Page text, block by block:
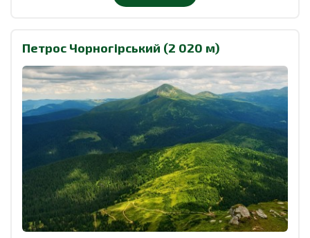
Петрос Чорногірський (2 020 м)